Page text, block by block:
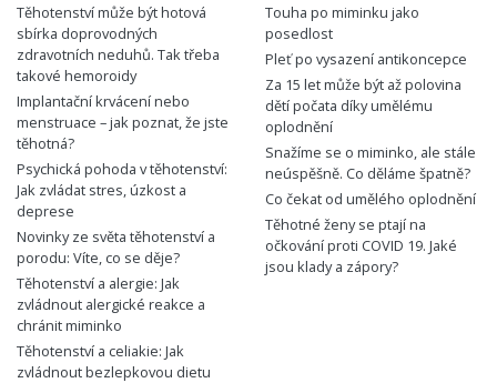
Těhotenství může být hotová
sbírka doprovodných
zdravotních neduhů. Tak třeba
takové hemoroidy
Implantační krvácení nebo
menstruace – jak poznat, že jste
těhotná?
Psychická pohoda v těhotenství:
Jak zvládat stres, úzkost a
deprese
Novinky ze světa těhotenství a
porodu: Víte, co se děje?
Těhotenství a alergie: Jak
zvládnout alergické reakce a
chránit miminko
Těhotenství a celiakie: Jak
zvládnout bezlepkovou dietu
Touha po miminku jako
posedlost
Pleť po vysazení antikoncepce
Za 15 let může být až polovina
dětí počata díky umělému
oplodnění
Snažíme se o miminko, ale stále
neúspěšně. Co děláme špatně?
Co čekat od umělého oplodnění
Těhotné ženy se ptají na
očkování proti COVID 19. Jaké
jsou klady a zápory?